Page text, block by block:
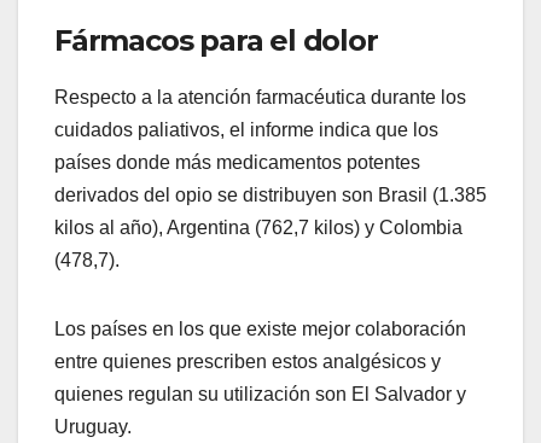
Fármacos para el dolor
Respecto a la atención farmacéutica durante los
cuidados paliativos, el informe indica que los
países donde más medicamentos potentes
derivados del opio se distribuyen son Brasil (1.385
kilos al año), Argentina (762,7 kilos) y Colombia
(478,7).
Los países en los que existe mejor colaboración
entre quienes prescriben estos analgésicos y
quienes regulan su utilización son El Salvador y
Uruguay.